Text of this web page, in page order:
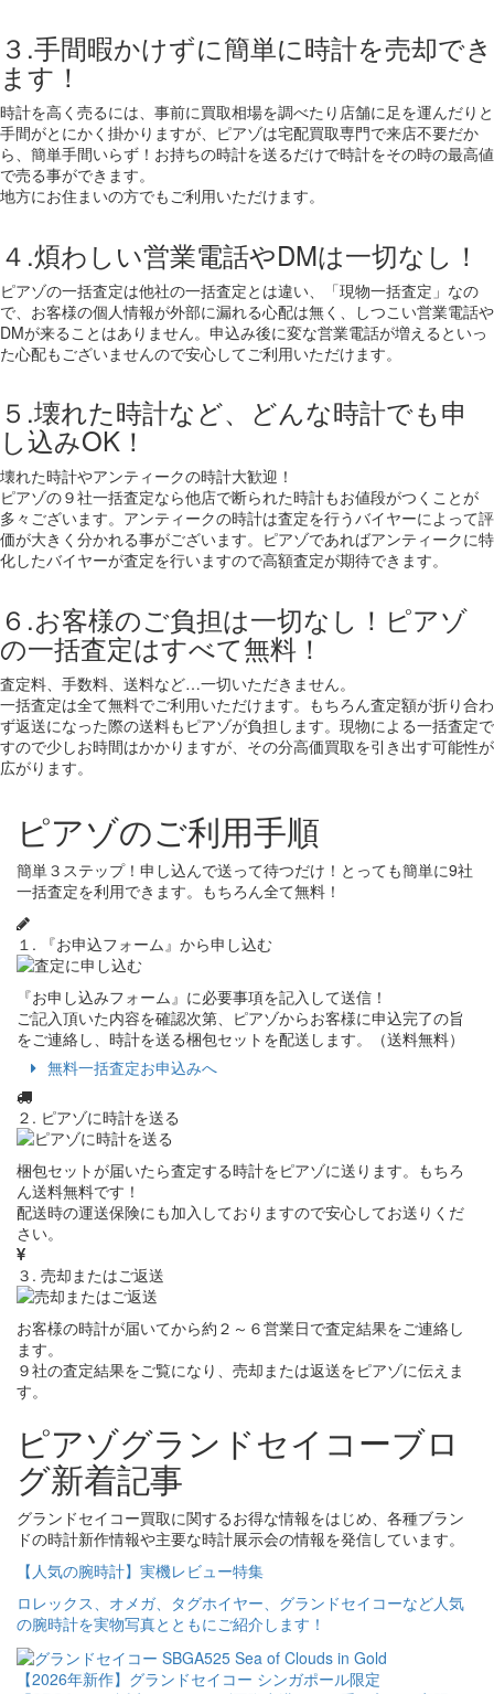
３.手間暇かけずに簡単に時計を売却でき
ます！
時計を高く売るには、事前に買取相場を調べたり店舗に足を運んだりと
手間がとにかく掛かりますが、ピアゾは宅配買取専門で来店不要だか
ら、簡単手間いらず！お持ちの時計を送るだけで時計をその時の最高値
で売る事ができます。
地方にお住まいの方でもご利用いただけます。
４.煩わしい営業電話やDMは一切なし！
ピアゾの一括査定は他社の一括査定とは違い、「現物一括査定」なの
で、お客様の個人情報が外部に漏れる心配は無く、しつこい営業電話や
DMが来ることはありません。申込み後に変な営業電話が増えるといっ
た心配もございませんので安心してご利用いただけます。
５.壊れた時計など、どんな時計でも申
し込みOK！
壊れた時計やアンティークの時計大歓迎！
ピアゾの９社一括査定なら他店で断られた時計もお値段がつくことが
多々ございます。アンティークの時計は査定を行うバイヤーによって評
価が大きく分かれる事がございます。ピアゾであればアンティークに特
化したバイヤーが査定を行いますので高額査定が期待できます。
６.お客様のご負担は一切なし！ピアゾ
の一括査定はすべて無料！
査定料、手数料、送料など…一切いただきません。
一括査定は全て無料でご利用いただけます。もちろん査定額が折り合わ
ず返送になった際の送料もピアゾが負担します。現物による一括査定で
すので少しお時間はかかりますが、その分高価買取を引き出す可能性が
広がります。
ピアゾのご利用手順
簡単３ステップ！申し込んで送って待つだけ！とっても簡単に9社
一括査定を利用できます。もちろん全て無料！
１. 『お申込フォーム』から申し込む
『お申し込みフォーム』に必要事項を記入して送信！
ご記入頂いた内容を確認次第、ピアゾからお客様に申込完了の旨
をご連絡し、時計を送る梱包セットを配送します。（送料無料）
無料一括査定お申込みへ
２. ピアゾに時計を送る
梱包セットが届いたら査定する時計をピアゾに送ります。もちろ
ん送料無料です！
配送時の運送保険にも加入しておりますので安心してお送りくだ
さい。
３. 売却またはご返送
お客様の時計が届いてから約２～６営業日で査定結果をご連絡し
ます。
９社の査定結果をご覧になり、売却または返送をピアゾに伝えま
す。
ピアゾグランドセイコーブロ
グ新着記事
グランドセイコー買取に関するお得な情報をはじめ、各種ブラン
ドの時計新作情報や主要な時計展示会の情報を発信しています。
【人気の腕時計】実機レビュー特集
ロレックス、オメガ、タグホイヤー、グランドセイコーなど人気
の腕時計を実物写真とともにご紹介します！
【2026年新作】グランドセイコー シンガポール限定